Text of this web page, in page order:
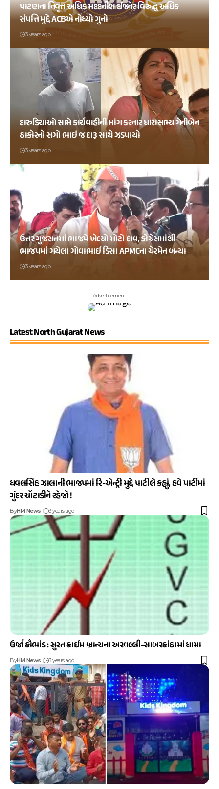
પાટણના નિવૃત્ત અધિક મદદનીશ ઈજનેર વિરુદ્ધ અધિક
સંપત્તિ મુદ્દે ACBએ નોંધ્યો ગુનો
3 years ago
દારુડિયાઓ સામે કાર્યવાહીની માંગ કરનાર ધારાસભ્ય ગેનીબેન
ઠાકોરનો સગો ભાઇ જ દારૂ સાથે ઝડપાયો
3 years ago
ઉત્તર ગુજરાતમાં ભાજપે ખેલ્યો મોટો દાવ, કોંગ્રેસમાંથી
ભાજપમાં ગયેલા ગોવાભાઈ ડિસા APMCના ચેરમેન બન્યા
3 years ago
- Advertisement -
Latest North Gujarat News
ધવલસિંહ ઝાલાની ભાજપમાં રિ-એન્ટ્રી મુદ્દે પાટીલે કહ્યું, હવે પાર્ટીમાં
ગુંદર ચોંટાડીને રહેજો !
ByHM News 3 years ago
ઉર્જા કૌભાંડ : સુરત ક્રાઈમ બ્રાન્ચના અરવલ્લી-સાબરકાંઠામાં ધામા
ByHM News 3 years ago